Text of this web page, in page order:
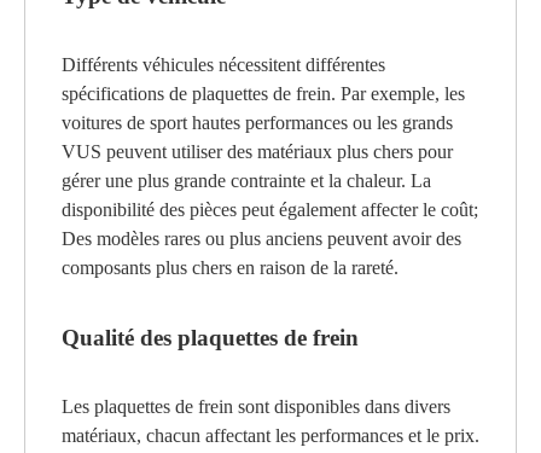
Différents véhicules nécessitent différentes
spécifications de plaquettes de frein. Par exemple, les
voitures de sport hautes performances ou les grands
VUS peuvent utiliser des matériaux plus chers pour
gérer une plus grande contrainte et la chaleur. La
disponibilité des pièces peut également affecter le coût;
Des modèles rares ou plus anciens peuvent avoir des
composants plus chers en raison de la rareté.
Qualité des plaquettes de frein
Les plaquettes de frein sont disponibles dans divers
matériaux, chacun affectant les performances et le prix.